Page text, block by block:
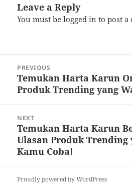
Leave a Reply
You must belogged in to post a
navigation
PREVIOUS
Previous
post:
Temukan Harta Karun
Produk Trending yang
NEXT
Next
post:
Temukan Harta Karun
Ulasan Produk Trending
Kamu Coba!
Proudly powered by WordPress